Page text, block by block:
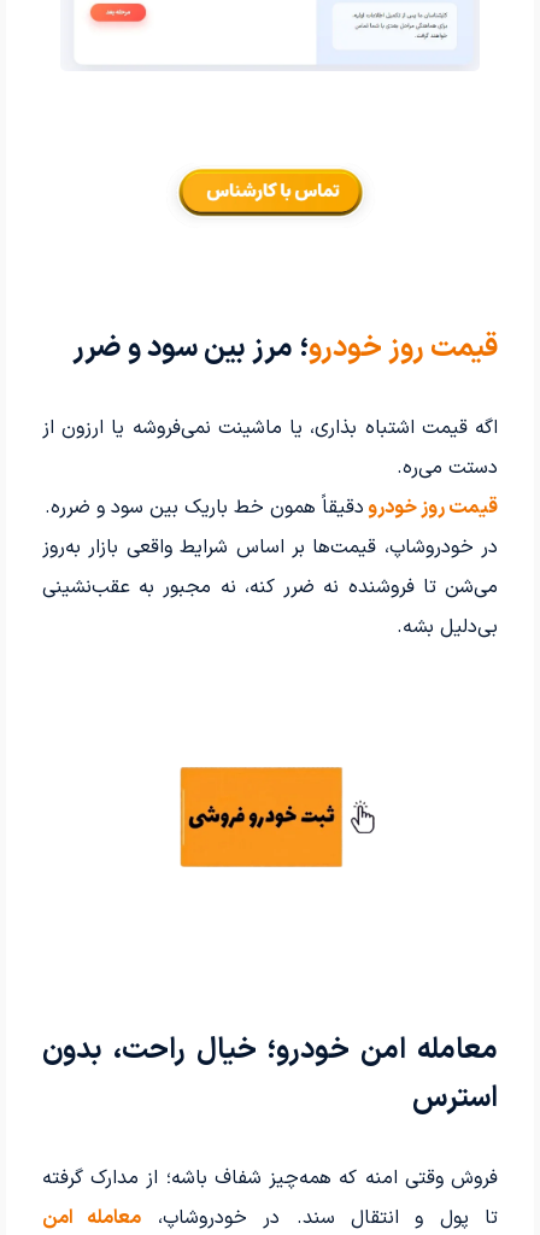
قیمت روز خودرو؛ مرز بین سود و ضرر
اگه قیمت اشتباه بذاری، یا ماشینت نمی‌فروشه یا ارزون از
دستت می‌ره.
قیمت روز خودرودقیقاً همون خط باریک بین سود و ضرره.
در خودروشاپ، قیمت‌ها بر اساس شرایط واقعی بازار به‌روز
می‌شن تا فروشنده نه ضرر کنه، نه مجبور به عقب‌نشینی
بی‌دلیل بشه.
معامله امن خودرو؛ خیال راحت، بدون
استرس
فروش وقتی امنه که همه‌چیز شفاف باشه؛ از مدارک گرفته
تا پول و انتقال سند. در خودروشاپ، معامله امن